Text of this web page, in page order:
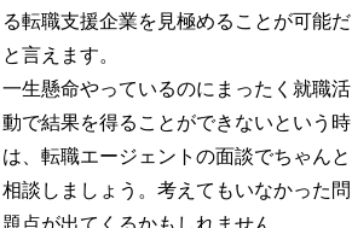
る転職支援企業を見極めることが可能だ
と言えます。
一生懸命やっているのにまったく就職活
動で結果を得ることができないという時
は、転職エージェントの面談でちゃんと
相談しましょう。考えてもいなかった問